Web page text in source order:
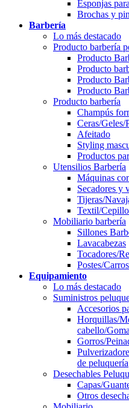
Esponjas
Brochas y
Barbería
Lo más destacado
Producto barbería
Producto
Producto
Producto
Producto
Producto barbería
Champús
Ceras/Geles/
Afeitado
Styling
Productos
Utensilios Barbería
Máquinas
Secadores y
Tijeras/
Textil/
Mobiliario barbería
Sillones
Lavacabezas
Tocadores/
Postes/
Equipamiento
Lo más destacado
Suministros
Accesorios
Horquillas/
cabello/
Gorros/
de peluquería
Desechables
Capas/
Otros